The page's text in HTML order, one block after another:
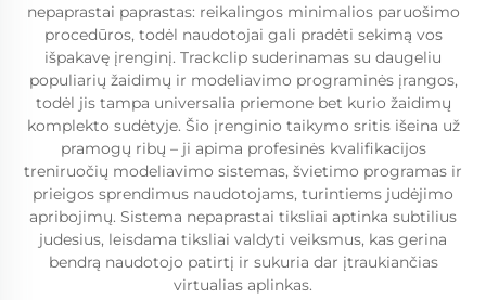
nepaprastai paprastas: reikalingos minimalios paruošimo
procedūros, todėl naudotojai gali pradėti sekimą vos
išpakavę įrenginį. Trackclip suderinamas su daugeliu
populiarių žaidimų ir modeliavimo programinės įrangos,
todėl jis tampa universalia priemone bet kurio žaidimų
komplekto sudėtyje. Šio įrenginio taikymo sritis išeina už
pramogų ribų – ji apima profesinės kvalifikacijos
treniruočių modeliavimo sistemas, švietimo programas ir
prieigos sprendimus naudotojams, turintiems judėjimo
apribojimų. Sistema nepaprastai tiksliai aptinka subtilius
judesius, leisdama tiksliai valdyti veiksmus, kas gerina
bendrą naudotojo patirtį ir sukuria dar įtraukiančias
virtualias aplinkas.